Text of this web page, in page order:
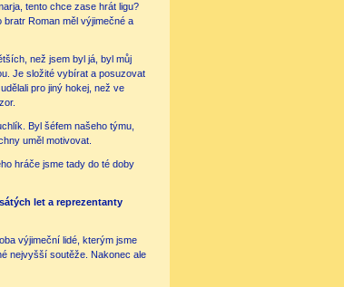
tento chce zase hrát ligu?
bratr Roman měl výjimečné a
než jsem byl já, byl můj
Je složité vybírat a posuzovat
pro jiný hokej, než ve
Byl šéfem našeho týmu,
uměl motivovat.
hráče jsme tady do té doby
let a reprezentanty
výjimeční lidé, kterým jsme
nejvyšší soutěže. Nakonec ale